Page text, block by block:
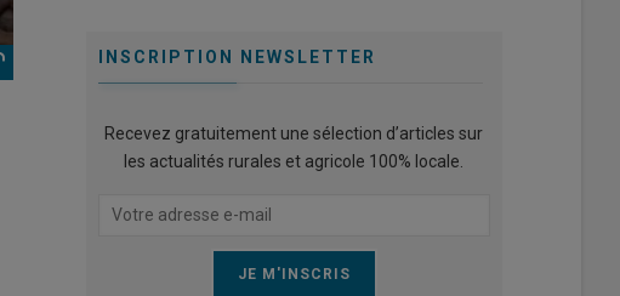
INSCRIPTION NEWSLETTER
Recevez gratuitement une sélection d’articles sur
les actualités rurales et agricole 100% locale.